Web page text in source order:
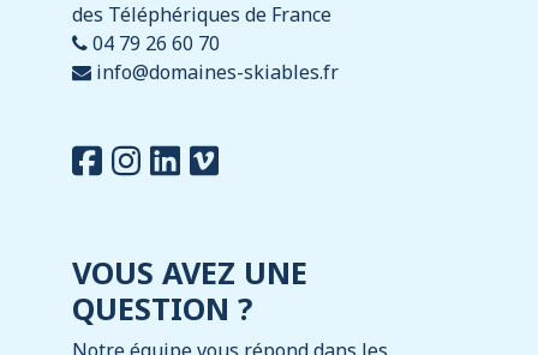
des Téléphériques de France
04 79 26 60 70
info@domaines-skiables.fr
VOUS AVEZ UNE
QUESTION ?